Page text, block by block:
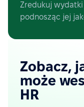
Zredukuj
podnosząc jej
Zobacz,
może
HR